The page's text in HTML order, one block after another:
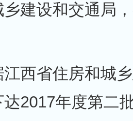
建设和交通局
省住房和城乡
达2017年度第二